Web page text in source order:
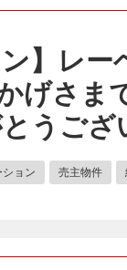
ン】レ
げさま
うござ
ョン 売主物件